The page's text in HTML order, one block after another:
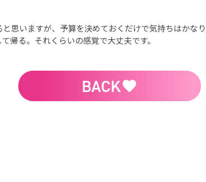
思いますが、予算を決めておくだけで気持ちはかなり
帰る。それくらいの感覚で大丈夫です。
BACK